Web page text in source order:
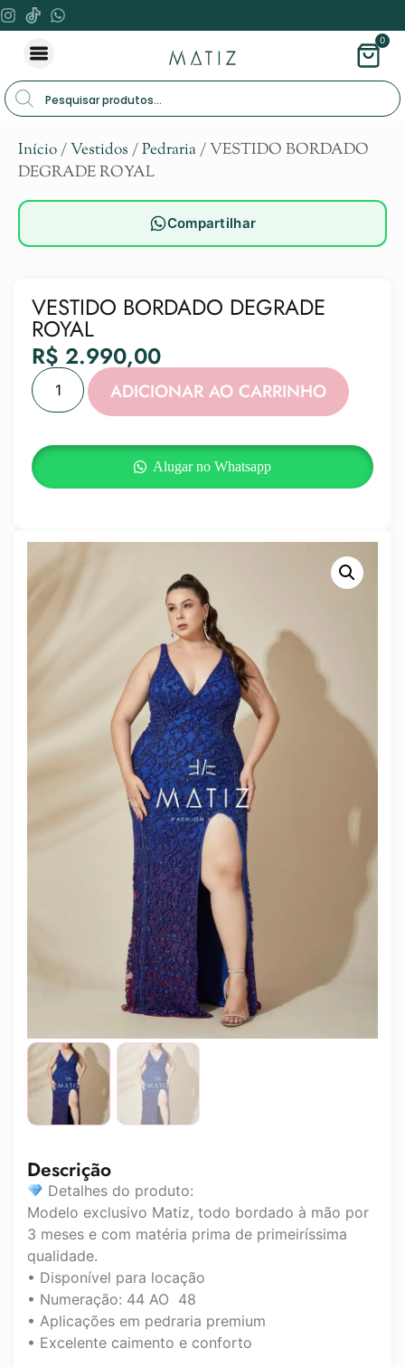
0
Início/Vestidos /Pedraria/ VESTIDO BORDADO
DEGRADE ROYAL
Compartilhar
Descrição
Detalhes do produto:
Modelo exclusivo Matiz, todo bordado à mão por
3 meses e com matéria prima de primeiríssima
qualidade.
• Disponível para locação
• Numeração: 44 AO 48
• Aplicações em pedraria premium
• Excelente caimento e conforto
VESTIDO BORDADO DEGRADE
ROYAL
R$ 2.990,00
ADICIONAR AO CARRINHO
Alugar no Whatsapp